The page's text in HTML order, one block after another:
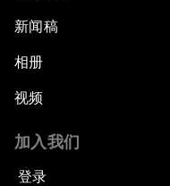
新闻稿
相册
视频
加入我们
登录